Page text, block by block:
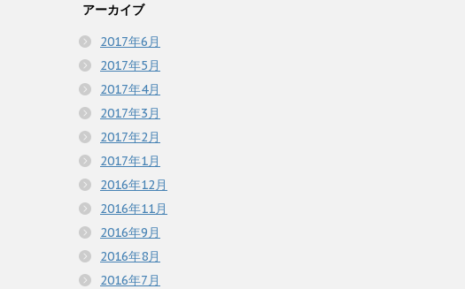
アーカイブ
2017年6月
2017年5月
2017年4月
2017年3月
2017年2月
2017年1月
2016年12月
2016年11月
2016年9月
2016年8月
2016年7月